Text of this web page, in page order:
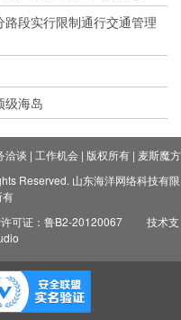
段实行限制通行交通管理
级海岛
洽谈 | 工作机会| 版权所有| 麦斯魔方
Reserved. 山东海洋网络科技有限
可证：鲁B2-20120067
技术支